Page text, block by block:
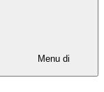
Menu di